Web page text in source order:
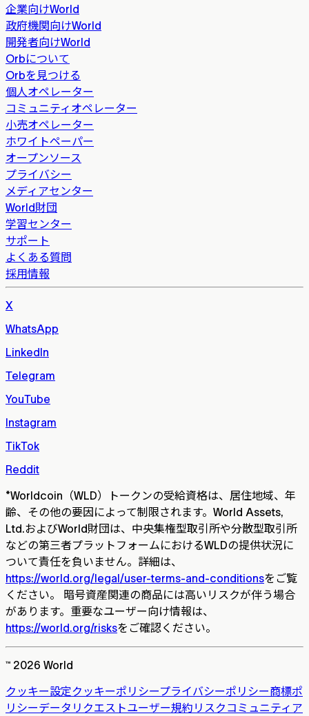
企業向けWorld
政府機関向けWorld
開発者向けWorld
Orbについて
Orbを見つける
個人オペレーター
コミュニティオペレーター
小売オペレーター
ホワイトペーパー
オープンソース
プライバシー
メディアセンター
World財団
学習センター
サポート
よくある質問
採用情報
X
WhatsApp
LinkedIn
Telegram
YouTube
Instagram
TikTok
Reddit
*Worldcoin（WLD）トークンの受給資格は、居住地域、年
齢、その他の要因によって制限されます。World Assets,
Ltd.およびWorld財団は、中央集権型取引所や分散型取引所
などの第三者プラットフォームにおけるWLDの提供状況に
ついて責任を負いません。詳細は、
https://world.org/legal/user-terms-and-conditionsをご覧
ください。 暗号資産関連の商品には高いリスクが伴う場合
があります。重要なユーザー向け情報は、
https://world.org/risksをご確認ください。
™ 2026 World
クッキー設定クッキーポリシープライバシーポリシー商標ポ
リシーデータリクエストユーザー規約 リスク コミュニティア